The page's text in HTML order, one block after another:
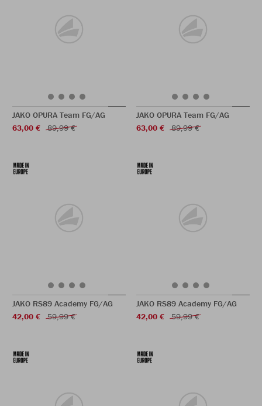
JAKO OPURA Team FG/AG
63,00 €
89,99 €
JAKO OPURA Team FG/AG
63,00 €
89,99 €
JAKO RS89 Academy FG/AG
42,00 €
59,99 €
JAKO RS89 Academy FG/AG
42,00 €
59,99 €